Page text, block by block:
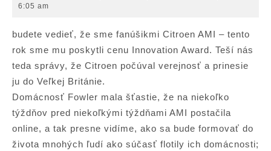
6:05 am
budete vedieť, že sme fanúšikmi Citroen AMI – tento
rok sme mu poskytli cenu Innovation Award. Teší nás
teda správy, že Citroen počúval verejnosť a prinesie
ju do Veľkej Británie.
Domácnosť Fowler mala šťastie, že na niekoľko
týždňov pred niekoľkými týždňami AMI postačila
online, a tak presne vidíme, ako sa bude formovať do
života mnohých ľudí ako súčasť flotily ich domácnosti;